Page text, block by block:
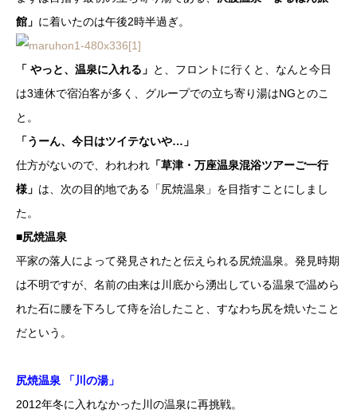
館」 に着いたのは午後2時半過ぎ。
「 やっと、温泉に入れる」 と、フロントに行くと、なんと今日
は3連休で宿泊客が多く、グループでの立ち寄り湯はNGとのこ
と。
「うーん、今日はツイテないや…」
仕方がないので、われわれ 「草津・万座温泉混浴ツアーご一行
様」 は、次の目的地である「尻焼温泉」を目指すことにしまし
た。
■尻焼温泉
平家の落人によって発見されたと伝えられる尻焼温泉。発見時期
は不明ですが、名前の由来は川底から湧出している温泉で温めら
れた石に腰を下ろして痔を治したこと、すなわち尻を焼いたこと
だという。
尻焼温泉 「川の湯」
2012年冬に入れなかった川の温泉に再挑戦。